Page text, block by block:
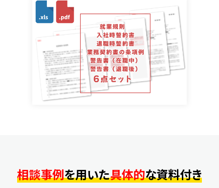
相談事例を用いた具体的な資料付き